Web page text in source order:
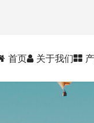
首页 关于我们